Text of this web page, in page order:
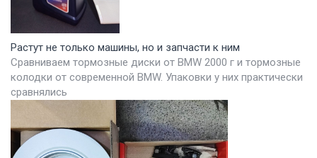
Растут не только машины, но и запчасти к ним
Сравниваем тормозные диски от BMW 2000 г и тормозные
колодки от современной BMW. Упаковки у них практически
сравнялись